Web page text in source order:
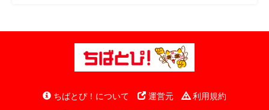
ちばとぴ！について 運営元
利用規約